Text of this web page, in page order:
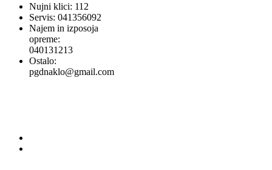
Nujni klici: 112
Servis: 041356092
Najem in izposoja
opreme:
040131213
Ostalo:
pgdnaklo@gmail.com